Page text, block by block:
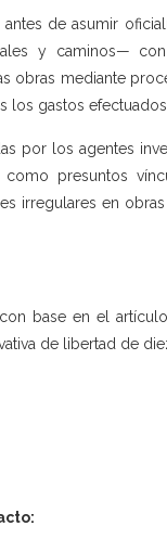
antes de asumir
y caminos—
obras mediante
los gastos efectuados
por los agentes
presuntos
irregulares en
base en el
de libertad de